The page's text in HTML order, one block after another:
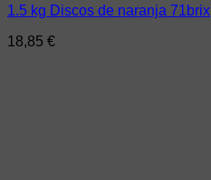
1.5 kg Discos de naranja 71brix
18,85 €